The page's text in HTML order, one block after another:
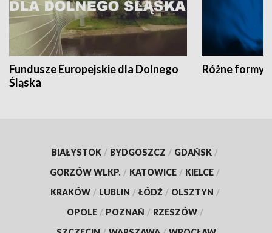
Fundusze Europejskie dla Dolnego
Śląska
Różne formy
BIAŁYSTOK / BYDGOSZCZ / GDAŃSK /
GORZÓW WLKP. / KATOWICE / KIELCE /
KRAKÓW / LUBLIN / ŁÓDŹ / OLSZTYN /
OPOLE / POZNAŃ / RZESZÓW /